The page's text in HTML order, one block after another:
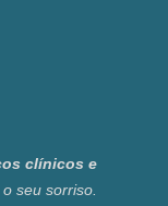
clínicos e
seu sorriso.